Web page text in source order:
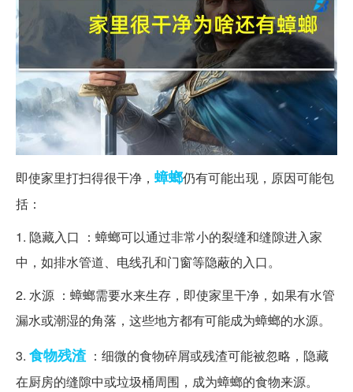
即使家里打扫得很干净， 蟑螂仍有可能出现，原因可能包
括：
1. 隐藏入口 ：蟑螂可以通过非常小的裂缝和缝隙进入家
中，如排水管道、电线孔和门窗等隐蔽的入口。
2. 水源 ：蟑螂需要水来生存，即使家里干净，如果有水管
漏水或潮湿的角落，这些地方都有可能成为蟑螂的水源。
3. 食物残渣 ：细微的食物碎屑或残渣可能被忽略，隐藏
在厨房的缝隙中或垃圾桶周围，成为蟑螂的食物来源。